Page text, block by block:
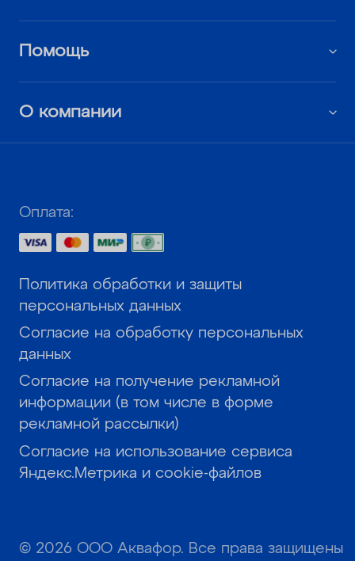
Помощь
О компании
© 2026 ООО Аквафор. Все права защищены
Оплата:
Политика обработки и защиты
персональных данных
Согласие на обработку персональных
данных
Согласие на получение рекламной
информации (в том числе в форме
рекламной рассылки)
Согласие на использование сервиса
Яндекс.Метрика и cookie-файлов